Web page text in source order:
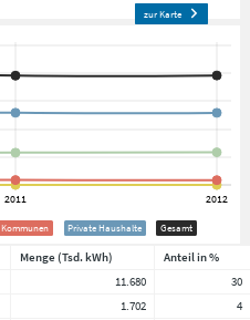
zur Karte
Kommunen Private Haushalte Gesamt
Menge (Tsd. kWh)
Anteil in %
11.680
30
1.702
4